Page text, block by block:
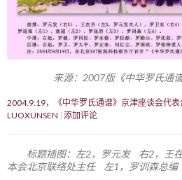
来源：2007版《中华罗氏
2004.9.19，《中华罗氏通谱》京津座谈会代表
LUOXUNSEN 添加评论
标题插图：左2，罗元发 右2，王
本会北京联络处主任 左1，罗训森总编